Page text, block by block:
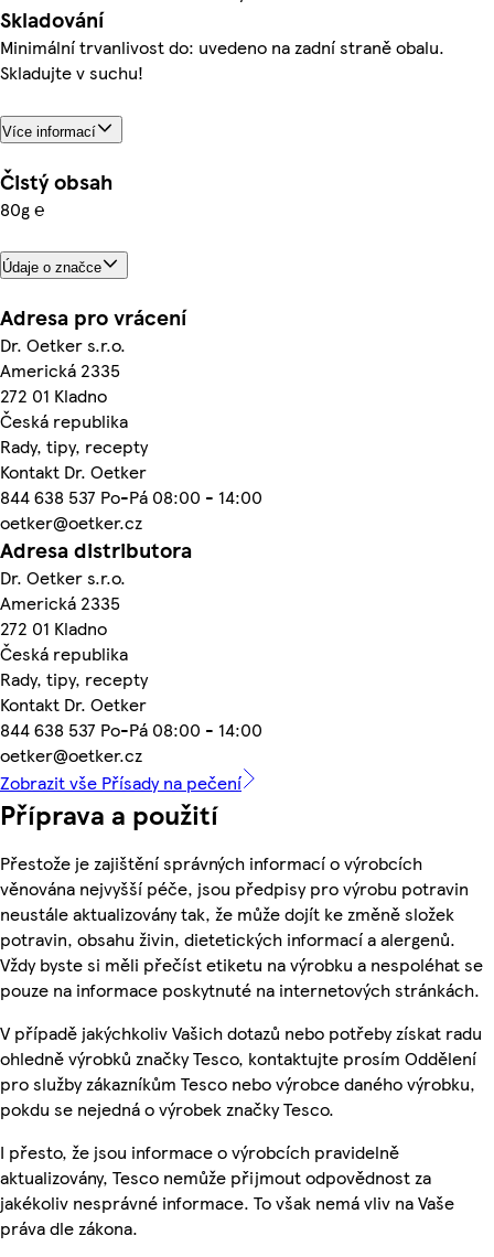
Skladování
Minimální trvanlivost do: uvedeno na zadní straně obalu.
Skladujte v suchu!
Více informací
Čistý obsah
80g ℮
Údaje o značce
Adresa pro vrácení
Dr. Oetker s.r.o.
Americká 2335
272 01 Kladno
Česká republika
Rady, tipy, recepty
Kontakt Dr. Oetker
844 638 537 Po-Pá 08:00 - 14:00
oetker@oetker.cz
Adresa distributora
Dr. Oetker s.r.o.
Americká 2335
272 01 Kladno
Česká republika
Rady, tipy, recepty
Kontakt Dr. Oetker
844 638 537 Po-Pá 08:00 - 14:00
oetker@oetker.cz
Zobrazit vše Přísady na pečení
Příprava a použití
Přestože je zajištění správných informací o výrobcích
věnována nejvyšší péče, jsou předpisy pro výrobu potravin
neustále aktualizovány tak, že může dojít ke změně složek
potravin, obsahu živin, dietetických informací a alergenů.
Vždy byste si měli přečíst etiketu na výrobku a nespoléhat se
pouze na informace poskytnuté na internetových stránkách.
V případě jakýchkoliv Vašich dotazů nebo potřeby získat radu
ohledně výrobků značky Tesco, kontaktujte prosím Oddělení
pro služby zákazníkům Tesco nebo výrobce daného výrobku,
pokdu se nejedná o výrobek značky Tesco.
I přesto, že jsou informace o výrobcích pravidelně
aktualizovány, Tesco nemůže přijmout odpovědnost za
jakékoliv nesprávné informace. To však nemá vliv na Vaše
práva dle zákona.